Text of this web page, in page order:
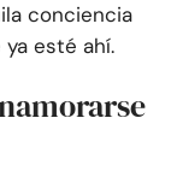
conciencia
esté ahí.